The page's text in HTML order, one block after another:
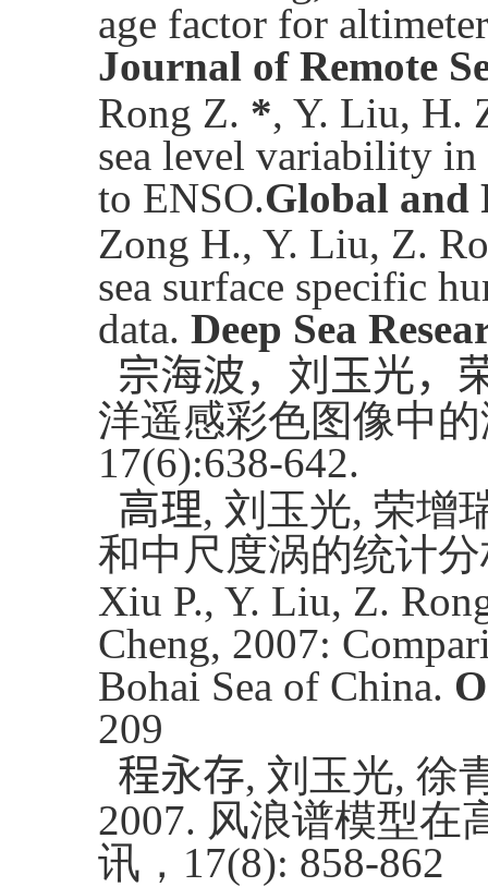
age factor for
Journal of Remote
Rong Z. *, Y. Liu, H.
sea level variability in
to ENSO.Global and
Zong H., Y. Liu, Z.
sea surface specific
data. Deep Sea
宗海波，刘玉光，
洋遥感彩色图像中
17(6):638-642.
高理, 刘玉光, 荣增
和中尺度涡的统计
Xiu P., Y. Liu, Z.
Cheng, 2007:
Bohai Sea of China.
209
程永存, 刘玉光, 徐
2007. 风浪谱模型在
讯， 17(8): 858-862